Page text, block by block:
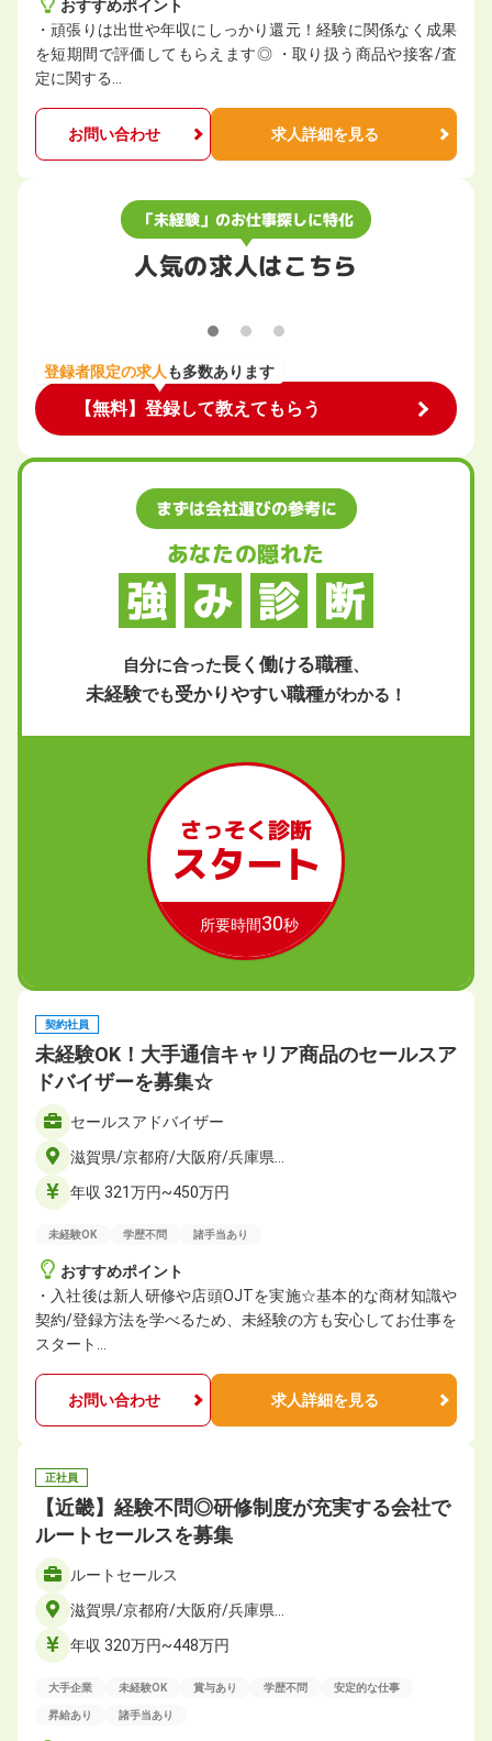
おすすめポイント
・頑張りは出世や年収にしっかり還元！経験に関係なく成果
を短期間で評価してもらえます◎ ・取り扱う商品や接客/査
定に関する…
お問い合わせ 求人詳細を見る
「未経験」のお仕事探しに特化
人気の求人はこちら
登録者限定の求人も多数あります
【無料】登録して教えてもらう
まずは会社選びの参考に
あなたの隠れた
強 み 診 断
自分に合った長く働ける職種、
未経験でも受かりやすい職種がわかる！
さっそく診断
スタート
所要時間30秒
契約社員
未経験OK！大手通信キャリア商品のセールスア
ドバイザーを募集☆
セールスアドバイザー
滋賀県/京都府/大阪府/兵庫県…
年収 321万円~450万円
未経験OK 学歴不問 諸手当あり
おすすめポイント
・入社後は新人研修や店頭OJTを実施☆基本的な商材知識や
契約/登録方法を学べるため、未経験の方も安心してお仕事を
スタート…
お問い合わせ 求人詳細を見る
正社員
【近畿】経験不問◎研修制度が充実する会社で
ルートセールスを募集
ルートセールス
滋賀県/京都府/大阪府/兵庫県…
年収 320万円~448万円
大手企業 未経験OK 賞与あり 学歴不問 安定的な仕事
昇給あり 諸手当あり